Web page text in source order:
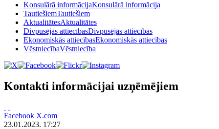
Konsulārā informācijaKonsulārā informācija
TautiešiemTautiešiem
AktualitātesAktualitātes
Divpusējās attiecībasDivpusējās attiecības
Ekonomiskās attiecībasEkonomiskās attiecības
VēstniecībaVēstniecība
Kontakti informācijai uzņēmējiem
Facebook X.com
23.01.2023. 17:27